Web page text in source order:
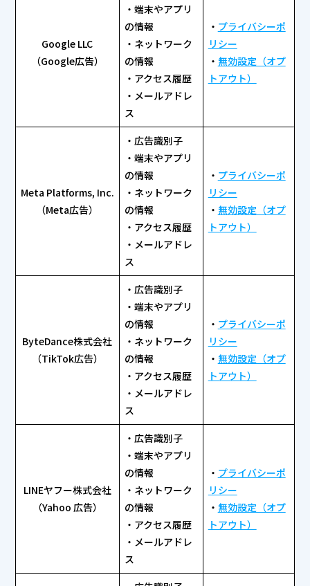
Google LLC
（Google広告）
・端末やアプリ
の情報
・ネットワーク
の情報
・アクセス履歴
・メールアドレ
ス
・ プライバシーポ
リシー
・ 無効設定（オプ
トアウト）
Meta Platforms, Inc.
（Meta広告）
・広告識別子
・端末やアプリ
の情報
・ネットワーク
の情報
・アクセス履歴
・メールアドレ
ス
・ プライバシーポ
リシー
・ 無効設定（オプ
トアウト）
ByteDance株式会社
（TikTok広告）
・広告識別子
・端末やアプリ
の情報
・ネットワーク
の情報
・アクセス履歴
・メールアドレ
ス
・ プライバシーポ
リシー
・ 無効設定（オプ
トアウト）
LINEヤフー株式会社
（Yahoo 広告）
・広告識別子
・端末やアプリ
の情報
・ネットワーク
の情報
・アクセス履歴
・メールアドレ
ス
・ プライバシーポ
リシー
・ 無効設定（オプ
トアウト）